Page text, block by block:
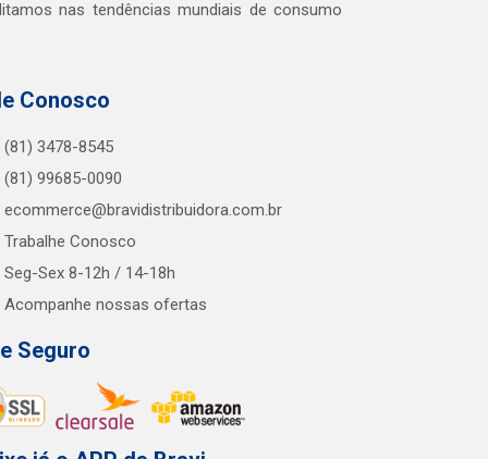
nas tendências mundiais de consumo
Conosco
(81) 3478-8545
(81) 99685-0090
ecommerce@bravidistribuidora.com.br
Trabalhe Conosco
Seg-Sex 8-12h / 14-18h
Acompanhe nossas ofertas
Seguro